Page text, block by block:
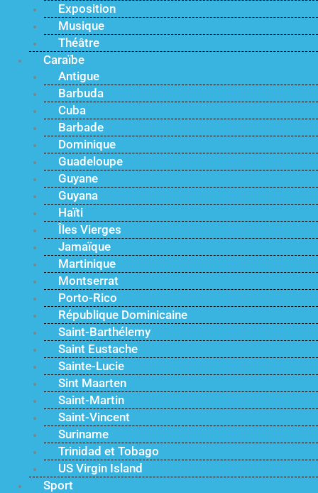
Exposition
Musique
Théâtre
Caraïbe
Antigue
Barbuda
Cuba
Barbade
Dominique
Guadeloupe
Guyane
Guyana
Haïti
Îles Vierges
Jamaïque
Martinique
Montserrat
Porto-Rico
République Dominicaine
Saint-Barthélemy
Saint Eustache
Sainte-Lucie
Sint Maarten
Saint-Martin
Saint-Vincent
Suriname
Trinidad et Tobago
US Virgin Island
Sport